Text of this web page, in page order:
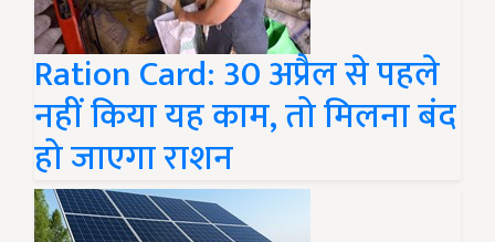
Ration Card: 30 अप्रैल से पहले
नहीं किया यह काम, तो मिलना बंद
हो जाएगा राशन